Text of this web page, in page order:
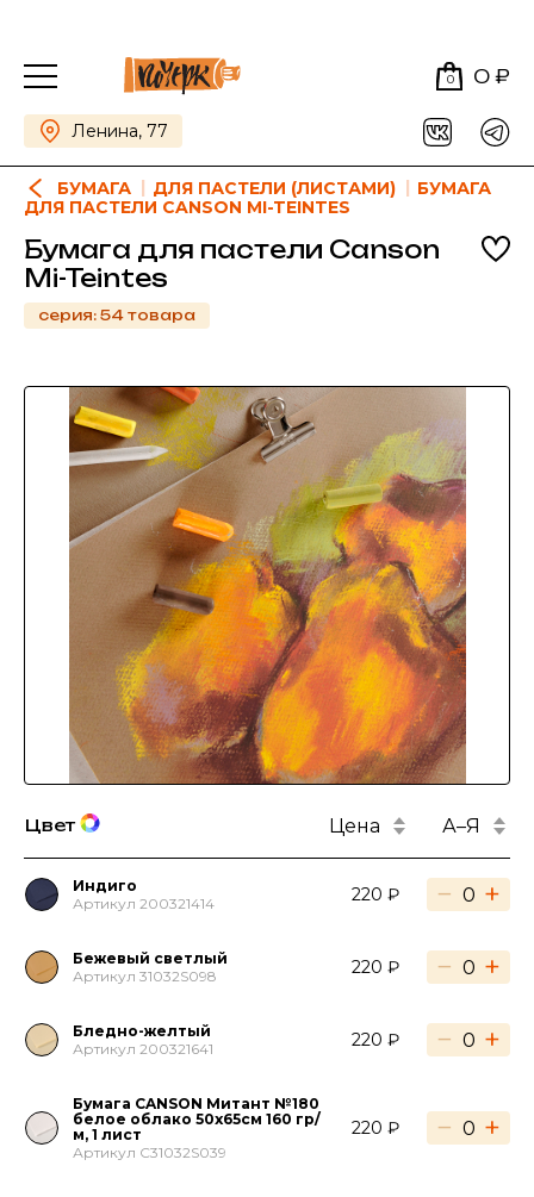
0 0 ₽
Ленина, 77
БУМАГА ДЛЯ ПАСТЕЛИ (ЛИСТАМИ)
БУМАГА
ДЛЯ ПАСТЕЛИ CANSON MI-TEINTES
Бумага для пастели Canson
Mi-Teintes
серия: 54 товара
Цвет Цена А–Я
Индиго
Артикул 200321414
220 ₽ − +
Бежевый светлый
Артикул 31032S098
220 ₽ − +
Бледно-желтый
Артикул 200321641
220 ₽ − +
Бумага CANSON Митант №180
белое облако 50х65см 160 гр/
м, 1 лист
Артикул C31032S039
220 ₽ − +